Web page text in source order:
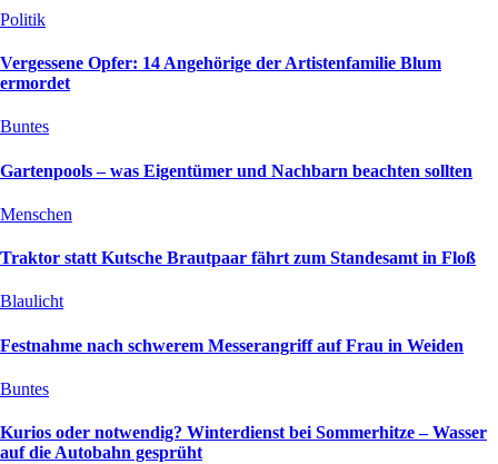
Politik
Vergessene Opfer: 14 Angehörige der Artistenfamilie Blum
ermordet
Buntes
Gartenpools – was Eigentümer und Nachbarn beachten sollten
Menschen
Traktor statt Kutsche Brautpaar fährt zum Standesamt in Floß
Blaulicht
Festnahme nach schwerem Messerangriff auf Frau in Weiden
Buntes
Kurios oder notwendig? Winterdienst bei Sommerhitze – Wasser
auf die Autobahn gesprüht